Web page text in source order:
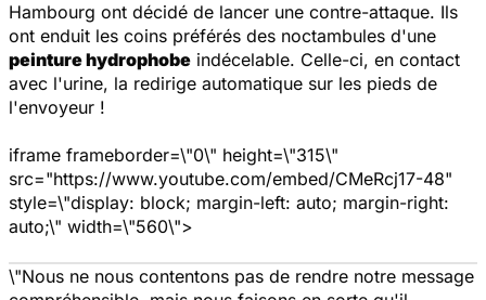
Hambourg ont décidé de lancer une contre-attaque. Ils
ont enduit les coins préférés des noctambules d'une
peinture hydrophobe indécelable. Celle-ci, en contact
avec l'urine, la redirige automatique sur les pieds de
l'envoyeur !
iframe frameborder=\"0\" height=\"315\"
src="https://www.youtube.com/embed/CMeRcj17-48"
style=\"display: block; margin-left: auto; margin-right:
auto;\" width=\"560\">
\"Nous ne nous contentons pas de rendre notre message